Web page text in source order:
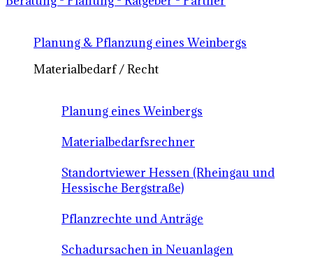
Planung & Pflanzung eines Weinbergs
Materialbedarf / Recht
Planung eines Weinbergs
Materialbedarfsrechner
Standortviewer Hessen (Rheingau und
Hessische Bergstraße)
Pflanzrechte und Anträge
Schadursachen in Neuanlagen